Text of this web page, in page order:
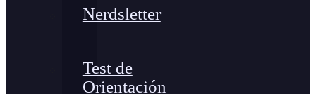
Nerdsletter
Test de
Orientación